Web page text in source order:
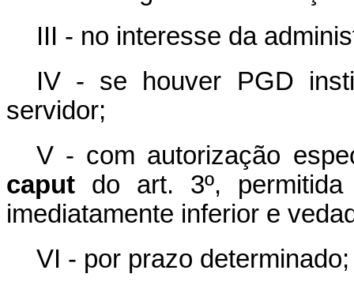
III - no interesse da
IV - se houver PGD
servidor;
V - com autorização
caput do art. 3º,
imediatamente inferior e
VI - por prazo determinado;